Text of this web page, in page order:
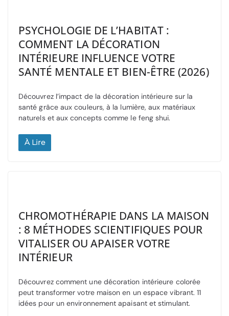
PSYCHOLOGIE DE L’HABITAT :
COMMENT LA DÉCORATION
INTÉRIEURE INFLUENCE VOTRE
SANTÉ MENTALE ET BIEN-ÊTRE (2026)
Découvrez l’impact de la décoration intérieure sur la
santé grâce aux couleurs, à la lumière, aux matériaux
naturels et aux concepts comme le feng shui.
À Lire
CHROMOTHÉRAPIE DANS LA MAISON
: 8 MÉTHODES SCIENTIFIQUES POUR
VITALISER OU APAISER VOTRE
INTÉRIEUR
Découvrez comment une décoration intérieure colorée
peut transformer votre maison en un espace vibrant. 11
idées pour un environnement apaisant et stimulant.